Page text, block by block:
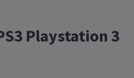
Playstation 3